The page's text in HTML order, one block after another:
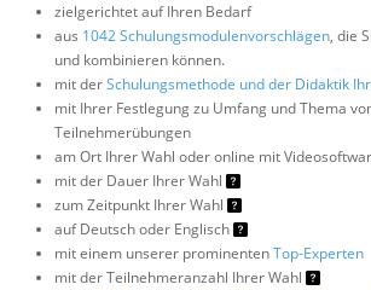
zielgerichtet auf Ihren Bedarf
aus 1042 Schulungsmodulenvorschlägen, die
und kombinieren können.
mit derSchulungsmethode und der Didaktik
mit Ihrer Festlegung zu Umfang und Thema
Teilnehmerübungen
am Ort Ihrer Wahl oder online mit
mit der Dauer Ihrer Wahl
zum Zeitpunkt Ihrer Wahl
auf Deutsch oder Englisch
mit einem unserer prominentenTop-Experten
mit der Teilnehmeranzahl Ihrer Wahl